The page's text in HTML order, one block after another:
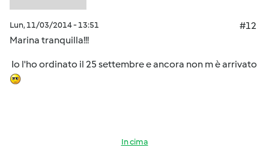
Lun, 11/03/2014 - 13:51
#12
Marina tranquilla!!!
Io l'ho ordinato il 25 settembre e ancora non m è arrivato
In cima